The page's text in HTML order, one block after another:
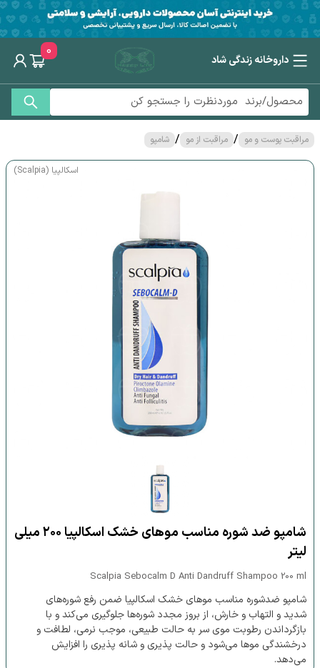
داروخانه زندگی شاد
0
مراقبت پوست و مو / مراقبت از مو / شامپو
اسکالپیا (Scalpia)
شامپو ضد شوره مناسب موهای خشک اسکالپیا ۲۰۰ میلی
لیتر
Scalpia Sebocalm D Anti Dandruff Shampoo 200 ml
شامپو ضدشوره مناسب موهای خشک اسکالپیا ضمن رفع شوره‌های
شدید و التهاب و خارش، از بروز مجدد شوره‌ها جلوگیری می‌کند و با
بازگرداندن رطوبت موی سر به حالت طبیعی، موجب نرمی، لطافت و
درخشندگی موها می‌شود و حالت پذیری و شانه پذیری را افزایش
می‌دهد.